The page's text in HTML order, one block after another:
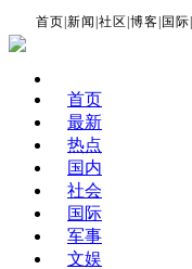
首页 |新闻 |社区 |博客 国际
首页
最新
热点
国内
社会
国际
军事
文娱